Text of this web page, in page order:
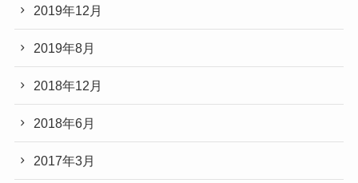
2019年12月
2019年8月
2018年12月
2018年6月
2017年3月